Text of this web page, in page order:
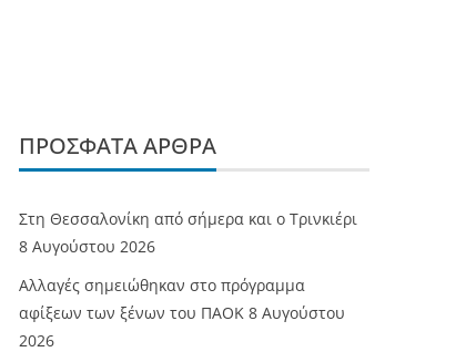
ΠΡΌΣΦΑΤΑ ΆΡΘΡΑ
Στη Θεσσαλονίκη από σήμερα και ο Τρινκιέρι
8 Αυγούστου 2026
Αλλαγές σημειώθηκαν στο πρόγραμμα
αφίξεων των ξένων του ΠΑΟΚ 8 Αυγούστου
2026